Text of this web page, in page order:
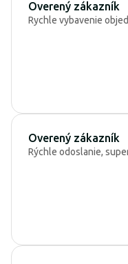
Overený zákazník
Rychle vybavenie
Overený zákazník
Rýchle odoslanie,